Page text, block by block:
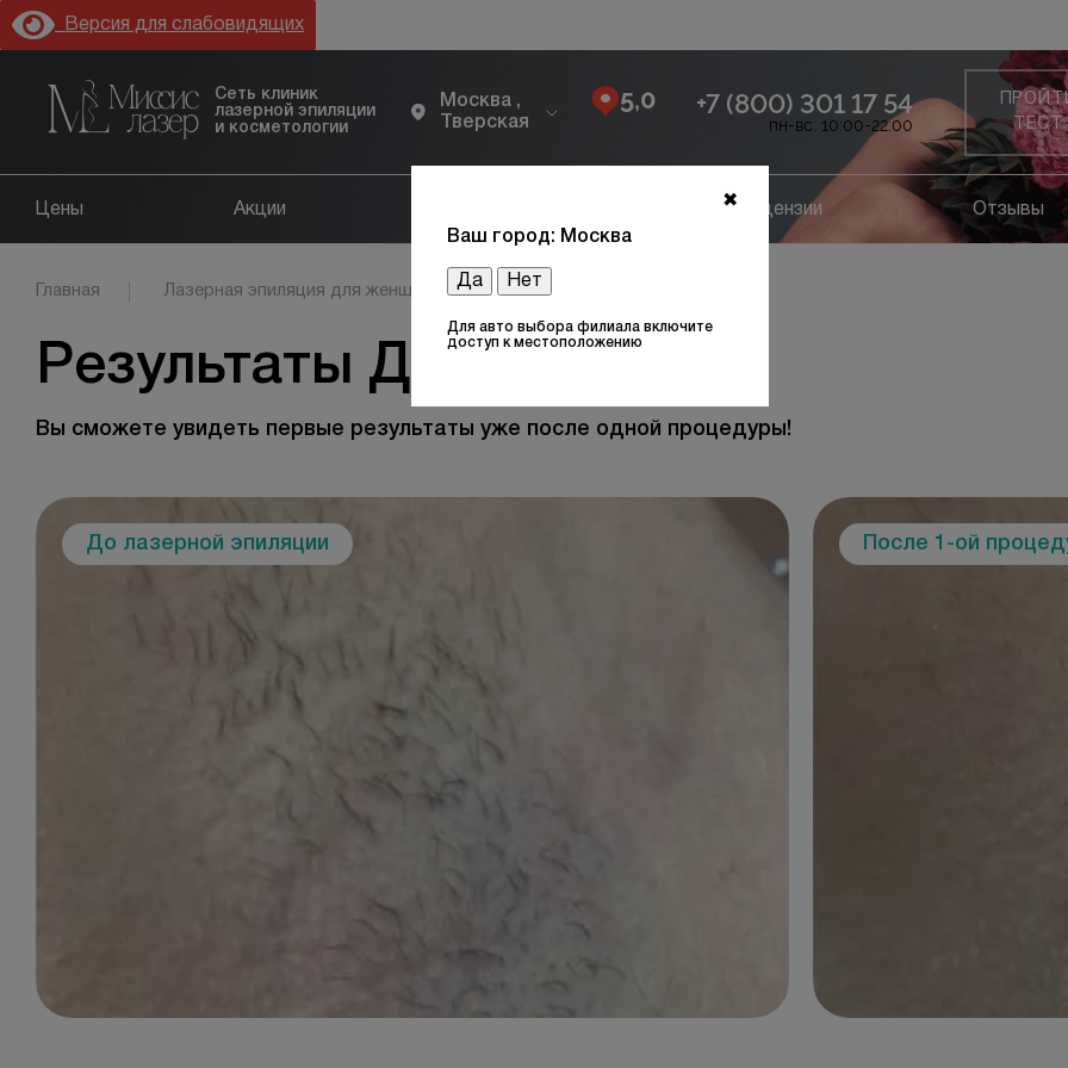
Версия для слабовидящих
Сеть клиник
лазерной эпиляции
и косметологии
Москва ,
Тверская
✖
Ваш город: Москва
Да Нет
Для авто выбора филиала включите
доступ к местоположению
5,0 +7 (800) 301 17 54
пн-вс: 10:00-22:00
ТЕСТ
Цены Акции Отзывы
Лицензии
Главная Лазерная эпиляция для женщин Голени с коленями
Результаты До и После
Вы сможете увидеть первые результаты уже после одной процедуры!
До лазерной эпиляции После 1-ой